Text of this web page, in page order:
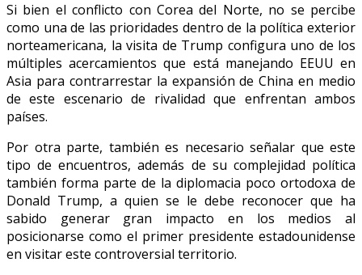
Si bien el conflicto con Corea del Norte, no se percibe
como una de las prioridades dentro de la política exterior
norteamericana, la visita de Trump configura uno de los
múltiples acercamientos que está manejando EEUU en
Asia para contrarrestar la expansión de China en medio
de este escenario de rivalidad que enfrentan ambos
países.
Por otra parte, también es necesario señalar que este
tipo de encuentros, además de su complejidad política
también forma parte de la diplomacia poco ortodoxa de
Donald Trump, a quien se le debe reconocer que ha
sabido generar gran impacto en los medios al
posicionarse como el primer presidente estadounidense
en visitar este controversial territorio.